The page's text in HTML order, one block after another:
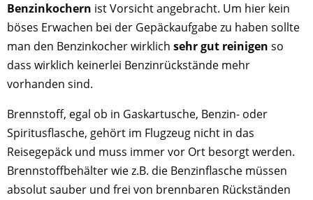
Benzinkochern ist Vorsicht angebracht. Um hier kein
böses Erwachen bei der Gepäckaufgabe zu haben sollte
man den Benzinkocher wirklich sehr gut reinigen so
dass wirklich keinerlei Benzinrückstände mehr
vorhanden sind.
Brennstoff, egal ob in Gaskartusche, Benzin- oder
Spiritusflasche, gehört im Flugzeug nicht in das
Reisegepäck und muss immer vor Ort besorgt werden.
Brennstoffbehälter wie z.B. die Benzinflasche müssen
absolut sauber und frei von brennbaren Rückständen